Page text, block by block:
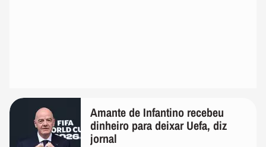
Amante de Infantino recebeu
dinheiro para deixar Uefa, diz
jornal